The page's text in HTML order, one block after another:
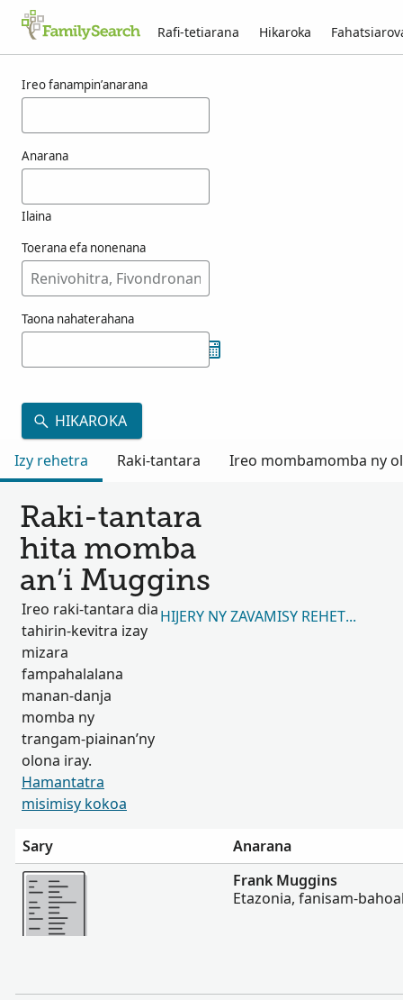
Rafi-tetiarana Hikaroka
Ireo fanampin’anarana
Anarana
Ilaina
Toerana efa nonenana
Taona nahaterahana
HIKAROKA
Izy rehetra
Raki-tantara Ireo mombamomba ny
Raki-tantara
hita momba
an’i Muggins
Ireo raki-tantara dia
tahirin-kevitra izay
mizara
fampahalalana
manan-danja
momba ny
trangam-piainan’ny
olona iray.
Hamantatra
misimisy kokoa
HIJERY NY ZAVAMISY REHETRA
Sary
Anarana
Misimisy kokoa
Frank Muggins
Etazonia, fanisam-